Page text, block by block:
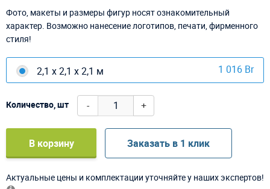
Фото, макеты и размеры фигур носят ознакомительный
характер. Возможно нанесение логотипов, печати, фирменного
стиля!
2,1 х 2,1 х 2,1 м 1 016 Br
Количество, шт - +
В корзину Заказать в 1 клик
Актуальные цены и комплектации уточняйте у наших экспертов!